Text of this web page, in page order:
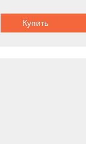
Купить